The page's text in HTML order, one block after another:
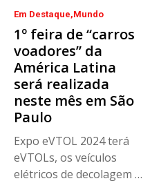
Em Destaque Mundo
1º feira de “carros
voadores” da
América Latina
será realizada
neste mês em São
Paulo
Expo eVTOL 2024 terá
eVTOLs, os veículos
elétricos de decolagem e